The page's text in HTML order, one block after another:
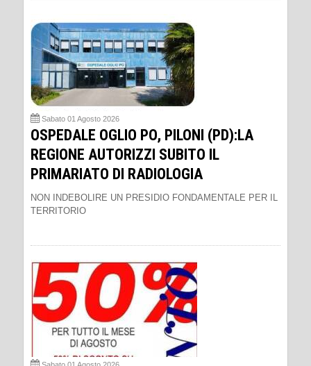
Sabato 01 Agosto 2026
OSPEDALE OGLIO PO, PILONI (PD):LA
REGIONE AUTORIZZI SUBITO IL
PRIMARIATO DI RADIOLOGIA
NON INDEBOLIRE UN PRESIDIO FONDAMENTALE PER IL
TERRITORIO